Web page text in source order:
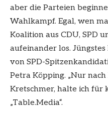
aber die Parteien
Wahlkampf. Egal, wen
Koalition aus CDU, SPD
aufeinander los.
von SPD-
Petra Köpping. „Nur
Kretschmer, halte ich für
„Table.Media“.